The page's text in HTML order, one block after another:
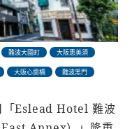
難波大國町 大阪恵美須
大阪心齋橋 難波黑門
「Eslead Hotel 難波